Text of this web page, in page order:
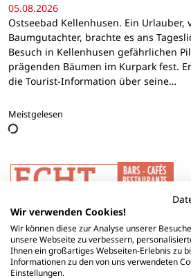
05.08.2026
Ostseebad Kellenhusen. Ein Urlauber,
Baumgutachter, brachte es ans
Besuch in Kellenhusen gefährlichen
prägenden Bäumen im Kurpark fest.
die Tourist-Information über seine…
Meistgelesen
Wir verwenden Cookies!
Wir können diese zur Analyse unserer
unsere Webseite zu verbessern,
Ihnen ein großartiges Webseiten-Erlebnis zu
Informationen zu den von uns verwendeten
Einstellungen.